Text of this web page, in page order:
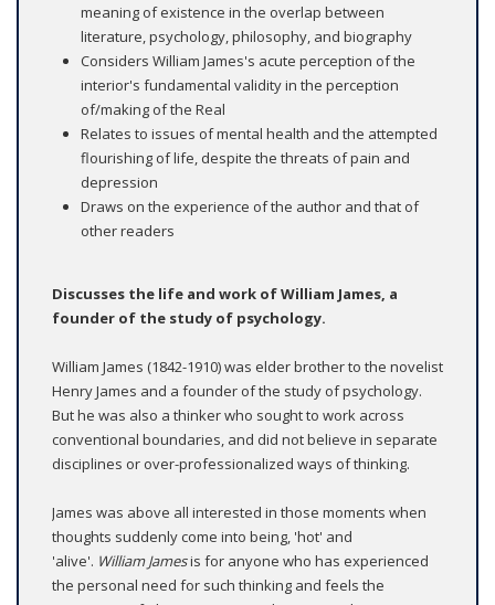
meaning of existence in the overlap between
literature, psychology, philosophy, and biography
Considers William James's acute perception of the
interior's fundamental validity in the perception
of/making of the Real
Relates to issues of mental health and the attempted
flourishing of life, despite the threats of pain and
depression
Draws on the experience of the author and that of
other readers
Discusses the life and work of William James, a
founder of the study of psychology.
William James (1842-1910) was elder brother to the novelist
Henry James and a founder of the study of psychology.
But he was also a thinker who sought to work across
conventional boundaries, and did not believe in separate
disciplines or over-professionalized ways of thinking.
James was above all interested in those moments when
thoughts suddenly come into being, 'hot' and
'alive'. William Jamesis for anyone who has experienced
the personal need for such thinking and feels the